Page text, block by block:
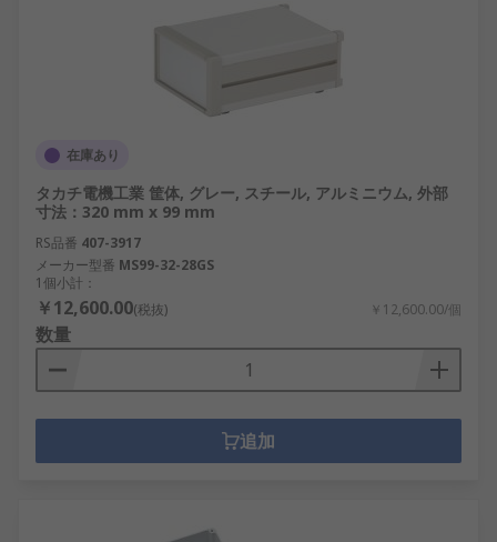
在庫あり
タカチ電機工業 筐体, グレー, スチール, アルミニウム, 外部
寸法：320 mm x 99 mm
RS品番 407-3917
メーカー型番 MS99-32-28GS
1個小計：
￥12,600.00(税抜) ￥12,600.00/個
数量
追加